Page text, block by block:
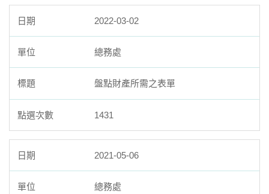
2022-03-02
總務處
盤點財產所需之表單
1431
2021-05-06
總務處